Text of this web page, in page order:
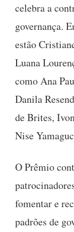
celebra a
governança.
estão
Luana
como Ana
Danila
de Brites,
Nise
O Prêmio
fomentar e
padrões de